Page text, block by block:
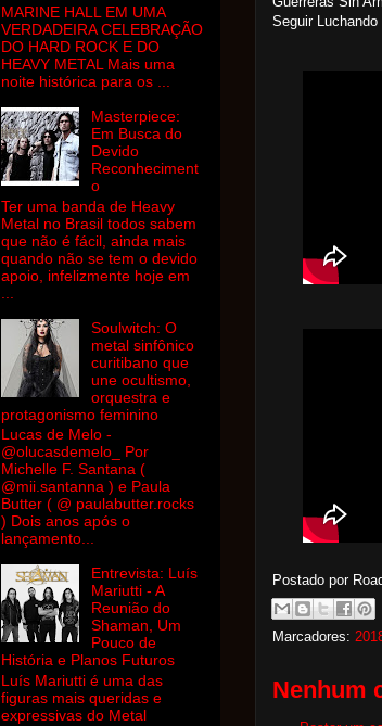
Seguir Luchando
Postado por
Marcadores:
Nenhum
MARINE HALL EM UMA
VERDADEIRA CELEBRAÇÃO
DO HARD ROCK E DO
HEAVY METAL Mais uma
noite histórica para os ...
Masterpiece:
Em Busca do
Devido
Reconheciment
o
Ter uma banda de Heavy
Metal no Brasil todos sabem
que não é fácil, ainda mais
quando não se tem o devido
apoio, infelizmente hoje em
Soulwitch: O
metal sinfônico
curitibano que
une ocultismo,
orquestra e
protagonismo feminino
Lucas de Melo -
@olucasdemelo_ Por
Michelle F. Santana (
@mii.santanna ) e Paula
Butter ( @ paulabutter.rocks
) Dois anos após o
lançamento...
Entrevista: Luís
Mariutti - A
Reunião do
Shaman, Um
Pouco de
História e Planos Futuros
Luís Mariutti é uma das
figuras mais queridas e
expressivas do Metal